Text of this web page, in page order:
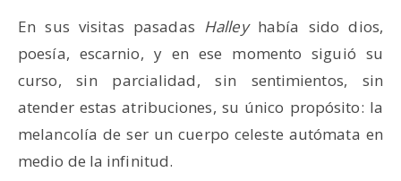
En sus visitas pasadas Halleyhabía sido dios,
poesía, escarnio, y en ese momento siguió su
curso, sin parcialidad, sin sentimientos, sin
atender estas atribuciones, su único propósito: la
melancolía de ser un cuerpo celeste autómata en
medio de la infinitud.